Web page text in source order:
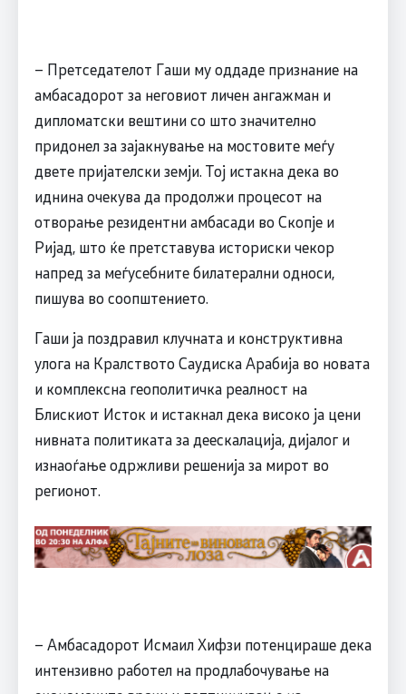
– Претседателот Гаши му оддаде признание на
амбасадорот за неговиот личен ангажман и
дипломатски вештини со што значително
придонел за зајакнување на мостовите меѓу
двете пријателски земји. Тој истакна дека во
иднина очекува да продолжи процесот на
отворање резидентни амбасади во Скопје и
Ријад, што ќе претставува историски чекор
напред за меѓусебните билатерални односи,
пишува во соопштението.
Гаши ја поздравил клучната и конструктивна
улога на Кралството Саудиска Арабија во новата
и комплексна геополитичка реалност на
Блискиот Исток и истакнал дека високо ја цени
нивната политиката за деескалација, дијалог и
изнаоѓање одржливи решенија за мирот во
регионот.
– Амбасадорот Исмаил Хифзи потенцираше дека
интензивно работел на продлабочување на